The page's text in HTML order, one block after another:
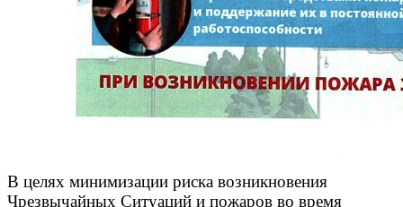
В целях минимизации риска возникновения
Чрезвычайных Ситуаций и пожаров во время